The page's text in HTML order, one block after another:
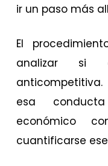
ir un paso más
El
analizar si
esa
económico
cuantificarse